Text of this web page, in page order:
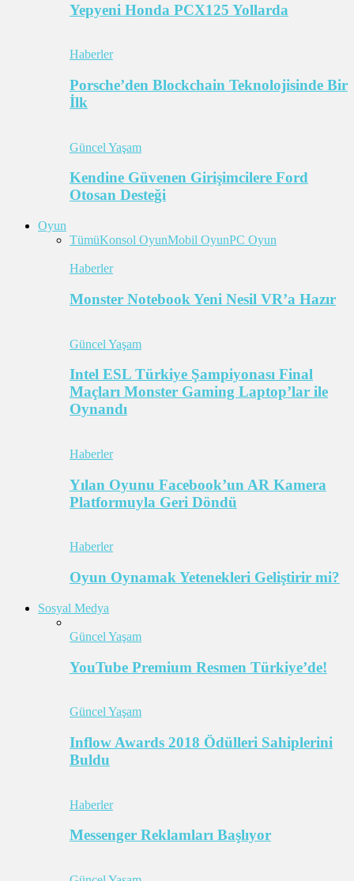
Yepyeni Honda PCX125 Yollarda
Haberler
Porsche’den Blockchain Teknolojisinde Bir
İlk
Güncel Yaşam
Kendine Güvenen Girişimcilere Ford
Otosan Desteği
Oyun
TümüKonsol OyunMobil OyunPC Oyun
Haberler
Monster Notebook Yeni Nesil VR’a Hazır
Güncel Yaşam
Intel ESL Türkiye Şampiyonası Final
Maçları Monster Gaming Laptop’lar ile
Oynandı
Haberler
Yılan Oyunu Facebook’un AR Kamera
Platformuyla Geri Döndü
Haberler
Oyun Oynamak Yetenekleri Geliştirir mi?
Sosyal Medya
Güncel Yaşam
YouTube Premium Resmen Türkiye’de!
Güncel Yaşam
Inflow Awards 2018 Ödülleri Sahiplerini
Buldu
Haberler
Messenger Reklamları Başlıyor